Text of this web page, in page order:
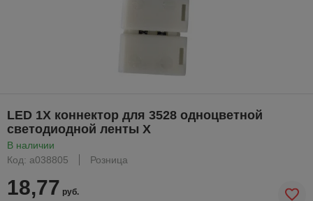
LED 1X коннектор для 3528 одноцветной
светодиодной ленты X
В наличии
Код: a038805
Розница
18,77 руб.